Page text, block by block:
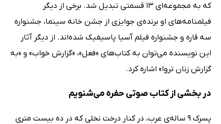
که به مجموعه‌ای 13 قسمتی تبدیل شد. برخی از دیگر
فیلمنامه‌های او برنده‌ی جوایزی از جشن خانه سینما، جشنواره
سه قاره و جشنواره فیلم آسیا پاسیفیک شده‌اند. از دیگر آثار
این نویسنده می‌توان به کتاب‌های «فعل»، «گزارش خواب» و «به
گزارش زنان تروا» اشاره کرد.
در بخشی از کتاب صوتی حفره می‌شنویم
پسرک 9 ساله‌ی عرب، در کنار درخت نخلی که در ده بیست متری